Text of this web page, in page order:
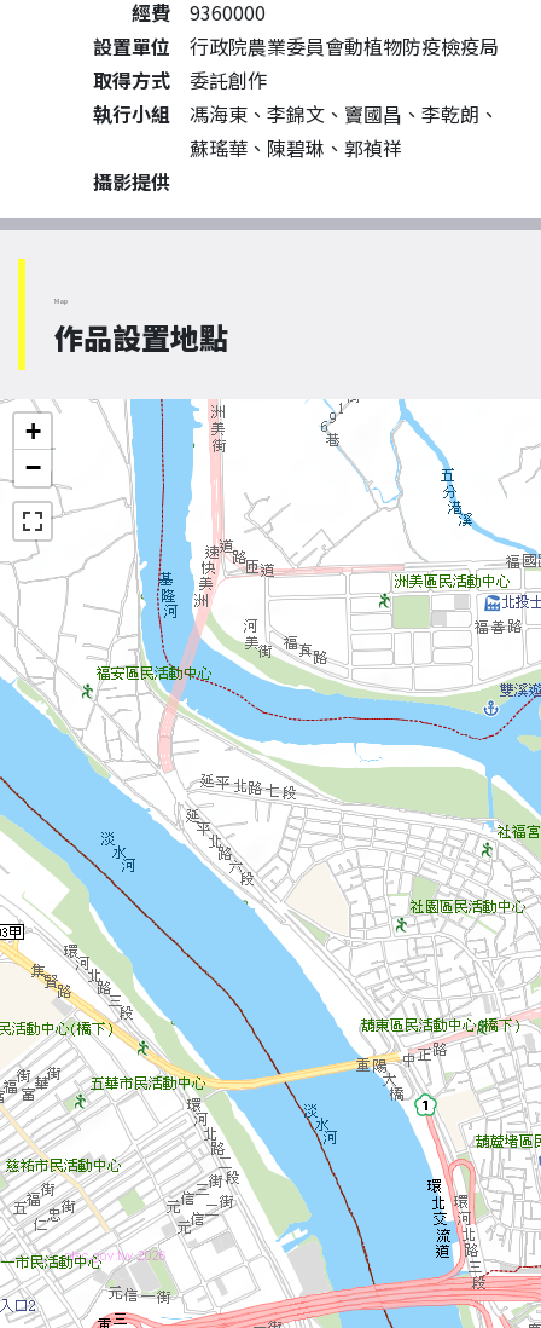
經費
9360000
設置單位
行政院農業委員會動植物防疫檢疫局
取得方式
委託創作
執行小組
馮海東、李錦文、竇國昌、李乾朗、
蘇瑤華、陳碧琳、郭禎祥
攝影提供
Map
作品設置地點
+
−